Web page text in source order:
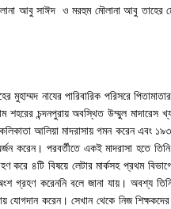
আবু সাঈদ ও মরহুম মৌলানা আবু তাহের
মুহাম্মদ নাযের পারিবারিক পরিসরে
শহরের চন্দনপুরায় অবস্থিত উম্মুল
কলিকাতা আলিয়া মাদরাসায় গমন করেন এবং
করেন। পরবর্তীতে একই মাদরাসা হতে
করে ৪টি বিষয়ে লেটার মার্কসহ প্রথম
গ্রহণ করেননি বলে জানা যায়। অবশ্য
যোগদান করেন। সেখান থেকে নিজ